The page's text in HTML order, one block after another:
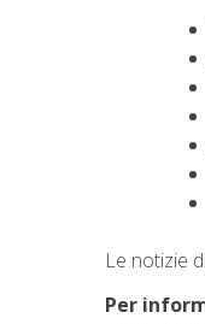
Le notizie
Per